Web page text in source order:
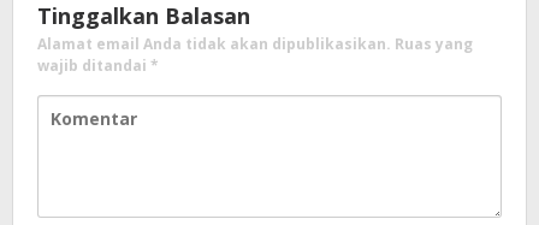
Tinggalkan Balasan
Alamat email Anda tidak akan dipublikasikan. Ruas yang
wajib ditandai *